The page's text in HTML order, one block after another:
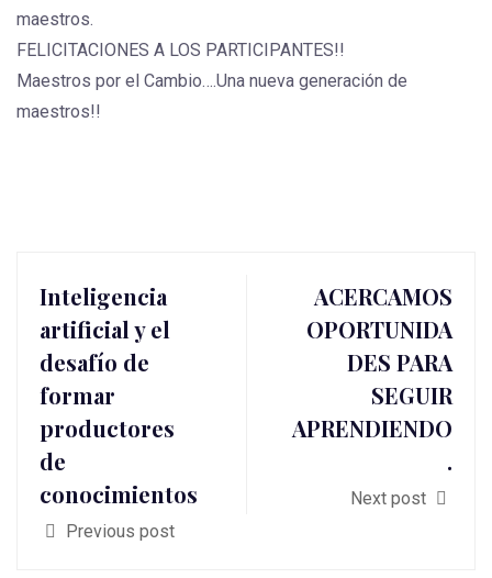
maestros.
FELICITACIONES A LOS PARTICIPANTES!!
Maestros por el Cambio….Una nueva generación de
maestros!!
Inteligencia
artificial y el
desafío de
formar
productores
de
conocimientos
Previous post
ACERCAMOS
OPORTUNIDA
DES PARA
SEGUIR
APRENDIENDO
.
Next post